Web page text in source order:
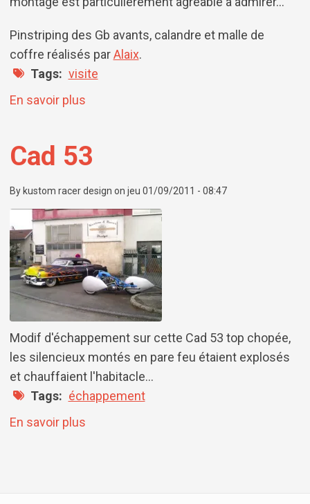
Pinstriping des Gb avants, calandre et malle de
coffre réalisés parAlaix.
Tags
visite
En savoir plussur Chevy 32
Cad 53
By kustom racer design on jeu 01/09/2011 - 08:47
Modif d'échappement sur cette Cad 53 top chopée,
les silencieux montés en pare feu étaient explosés
et chauffaient l'habitacle...
Tags
échappement
En savoir plussur Cad 53